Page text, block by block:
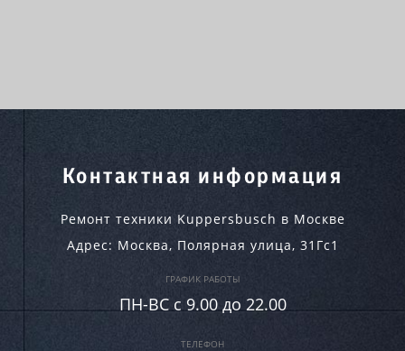
Контактная информация
Ремонт техники Kuppersbusch в Москве
Адрес: Москва, Полярная улица, 31Гс1
ГРАФИК РАБОТЫ
ПН-ВC c 9.00 до 22.00
ТЕЛЕФОН